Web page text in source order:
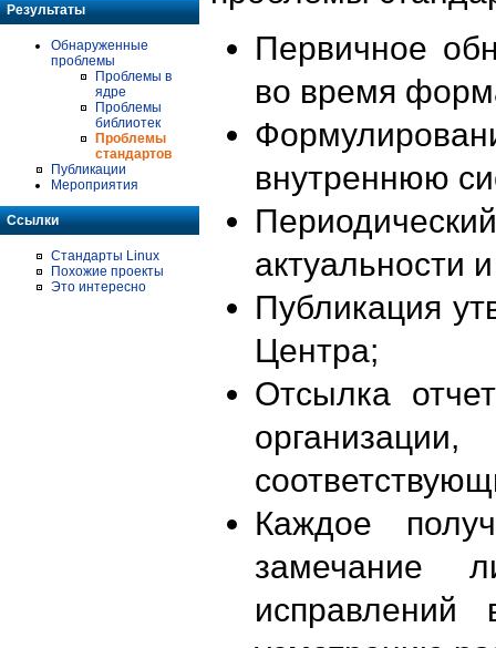
Результаты
Обнаруженные
проблемы
Проблемы в
ядре
Проблемы
библиотек
Проблемы
стандартов
Публикации
Мероприятия
Ссылки
Стандарты Linux
Похожие проекты
Это интересно
Первичное
во время
внутреннюю
актуальности
Публикация
Центра;
Отсылка
Каждое
замечание
исправлений